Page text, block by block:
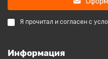
Я прочитал и согласен с
Информация